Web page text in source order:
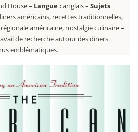
House – Langue : anglais – Sujets
américains, recettes traditionnelles,
américaine, nostalgie culinaire –
de recherche autour des diners
emblématiques.